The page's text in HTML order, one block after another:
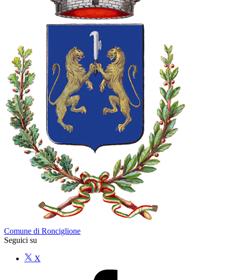
Comune di Ronciglione
Seguici su
X